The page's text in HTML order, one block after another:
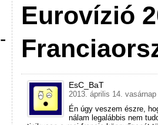
-
Eurovízió
EsC_BaT
2013. április 14.
Én úgy veszem észre,
nálam legalábbis nem